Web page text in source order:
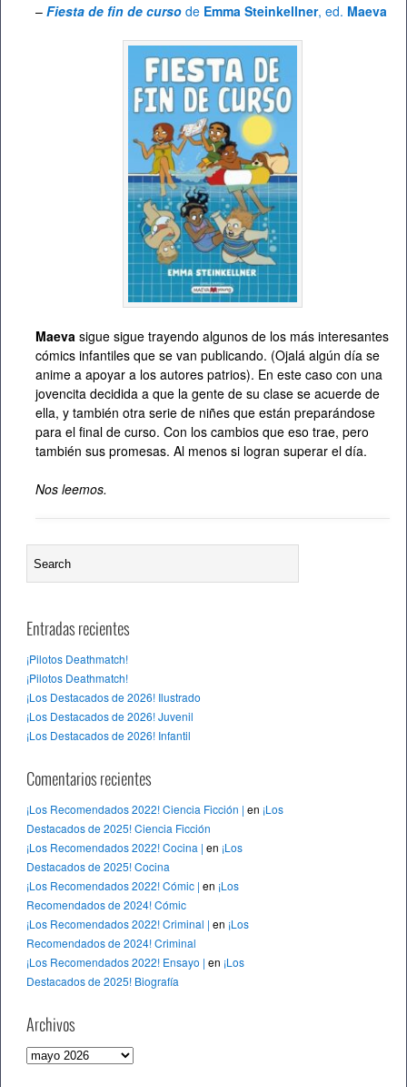
– Fiesta de fin de curso de Emma Steinkellner, ed. Maeva
Maeva sigue sigue trayendo algunos de los más interesantes
cómics infantiles que se van publicando. (Ojalá algún día se
anime a apoyar a los autores patrios). En este caso con una
jovencita decidida a que la gente de su clase se acuerde de
ella, y también otra serie de niñes que están preparándose
para el final de curso. Con los cambios que eso trae, pero
también sus promesas. Al menos si logran superar el día.
Nos leemos.
Entradas recientes
¡Pilotos Deathmatch!
¡Pilotos Deathmatch!
¡Los Destacados de 2026! Ilustrado
¡Los Destacados de 2026! Juvenil
¡Los Destacados de 2026! Infantil
Comentarios recientes
¡Los Recomendados 2022! Ciencia Ficción | en ¡Los
Destacados de 2025! Ciencia Ficción
¡Los Recomendados 2022! Cocina | en ¡Los
Destacados de 2025! Cocina
¡Los Recomendados 2022! Cómic | en ¡Los
Recomendados de 2024! Cómic
¡Los Recomendados 2022! Criminal | en ¡Los
Recomendados de 2024! Criminal
¡Los Recomendados 2022! Ensayo | en ¡Los
Destacados de 2025! Biografía
Archivos
A